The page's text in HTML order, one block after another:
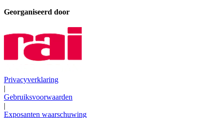
Georganiseerd door
Privacyverklaring
|
Gebruiksvoorwaarden
|
Exposanten waarschuwing